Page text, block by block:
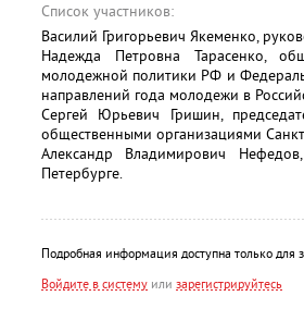
Список участников:
Василий Григорьевич Якеменко,
Надежда Петровна Тарасенко,
молодежной политики РФ и
направлений года молодежи в
Сергей Юрьевич Гришин,
общественными организациями
Александр Владимирович
Петербурге.
Подробная информация доступна только для
Войдите в систему или зарегистрируйтесь